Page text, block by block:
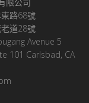
路68號
道28號
Avenue 5
101 Carlsbad, CA